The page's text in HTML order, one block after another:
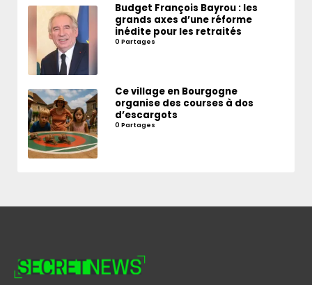
Budget François Bayrou : les
grands axes d’une réforme
inédite pour les retraités
0 Partages
Ce village en Bourgogne
organise des courses à dos
d’escargots
0 Partages